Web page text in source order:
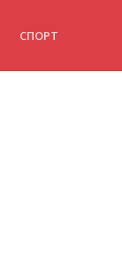
СПОРТ